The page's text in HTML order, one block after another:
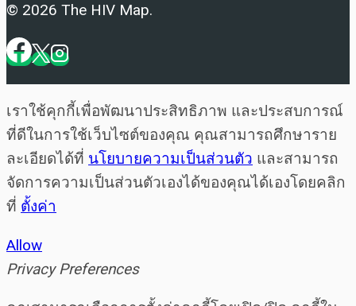
© 2026 The HIV Map.
เราใช้คุกกี้เพื่อพัฒนาประสิทธิภาพ และประสบการณ์
ที่ดีในการใช้เว็บไซต์ของคุณ คุณสามารถศึกษาราย
ละเอียดได้ที่ นโยบายความเป็นส่วนตัว และสามารถ
จัดการความเป็นส่วนตัวเองได้ของคุณได้เองโดยคลิก
ที่ ตั้งค่า
Allow
Privacy Preferences